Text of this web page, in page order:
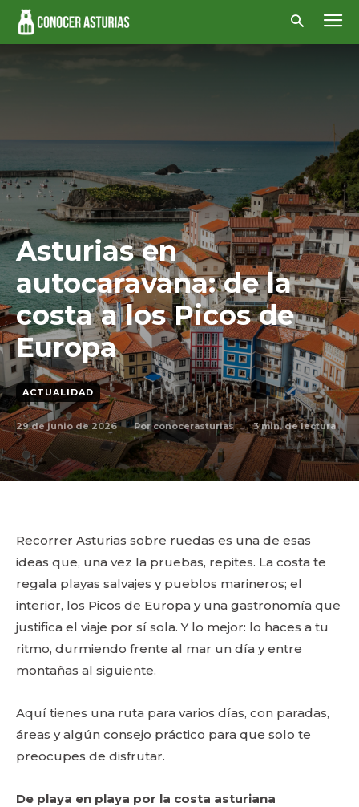
Asturias en
autocaravana: de la
costa a los Picos de
Europa
ACTUALIDAD
29 de junio de 2026 Por conocerasturias 3min. de lectura
Recorrer Asturias sobre ruedas es una de esas
ideas que, una vez la pruebas, repites. La costa te
regala playas salvajes y pueblos marineros; el
interior, los Picos de Europa y una gastronomía que
justifica el viaje por sí sola. Y lo mejor: lo haces a tu
ritmo, durmiendo frente al mar un día y entre
montañas al siguiente.
Aquí tienes una ruta para varios días, con paradas,
áreas y algún consejo práctico para que solo te
preocupes de disfrutar.
De playa en playa por la costa asturiana